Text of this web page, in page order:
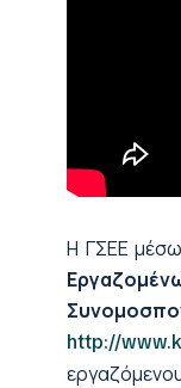
H ΓΣΕΕ
http://